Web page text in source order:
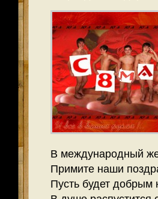
В международный
Примите наши
Пусть будет добрым